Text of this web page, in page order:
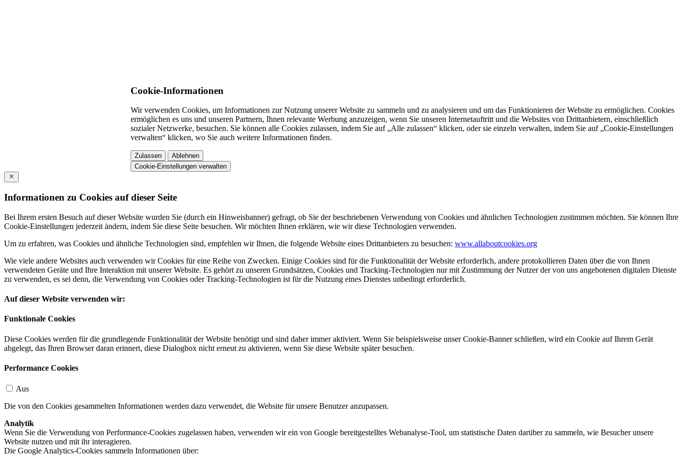
Cookie-Informationen
Wir verwenden Cookies, um Informationen zur Nutzung unserer Website zu sammeln und zu analysieren und um das Funktionieren der Website zu ermöglichen. Cookies
ermöglichen es uns und unseren Partnern, Ihnen relevante Werbung anzuzeigen, wenn Sie unseren Internetauftritt und die Websites von Drittanbietern, einschließlich
sozialer Netzwerke, besuchen. Sie können alle Cookies zulassen, indem Sie auf „Alle zulassen“ klicken, oder sie einzeln verwalten, indem Sie auf „Cookie-Einstellungen
verwalten“ klicken, wo Sie auch weitere Informationen finden.
Zulassen
Ablehnen
Cookie-Einstellungen verwalten
Informationen zu Cookies auf dieser Seite
Bei Ihrem ersten Besuch auf dieser Website wurden Sie (durch ein Hinweisbanner) gefragt, ob Sie der beschriebenen Verwendung von Cookies und ähnlichen Technologien zustimmen möchten. Sie können Ihre
Cookie-Einstellungen jederzeit ändern, indem Sie diese Seite besuchen. Wir möchten Ihnen erklären, wie wir diese Technologien verwenden.
Um zu erfahren, was Cookies und ähnliche Technologien sind, empfehlen wir Ihnen, die folgende Website eines Drittanbieters zu besuchen: www.allaboutcookies.org
Wie viele andere Websites auch verwenden wir Cookies für eine Reihe von Zwecken. Einige Cookies sind für die Funktionalität der Website erforderlich, andere protokollieren Daten über die von Ihnen
verwendeten Geräte und Ihre Interaktion mit unserer Website. Es gehört zu unseren Grundsätzen, Cookies und Tracking-Technologien nur mit Zustimmung der Nutzer der von uns angebotenen digitalen Dienste
zu verwenden, es sei denn, die Verwendung von Cookies oder Tracking-Technologien ist für die Nutzung eines Dienstes unbedingt erforderlich.
Auf dieser Website verwenden wir:
Funktionale Cookies
Diese Cookies werden für die grundlegende Funktionalität der Website benötigt und sind daher immer aktiviert. Wenn Sie beispielsweise unser Cookie-Banner schließen, wird ein Cookie auf Ihrem Gerät
abgelegt, das Ihren Browser daran erinnert, diese Dialogbox nicht erneut zu aktivieren, wenn Sie diese Website später besuchen.
Performance Cookies
Aus
Die von den Cookies gesammelten Informationen werden dazu verwendet, die Website für unsere Benutzer anzupassen.
Analytik
Wenn Sie die Verwendung von Performance-Cookies zugelassen haben, verwenden wir ein von Google bereitgestelltes Webanalyse-Tool, um statistische Daten darüber zu sammeln, wie Besucher unsere
Website nutzen und mit ihr interagieren.
Die Google Analytics-Cookies sammeln Informationen über: